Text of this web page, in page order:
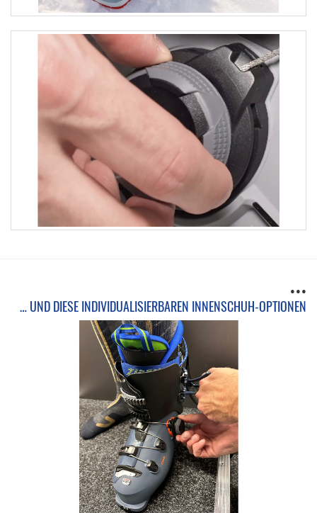
…
… UND DIESE INDIVIDUALISIERBAREN INNENSCHUH-OPTIONEN